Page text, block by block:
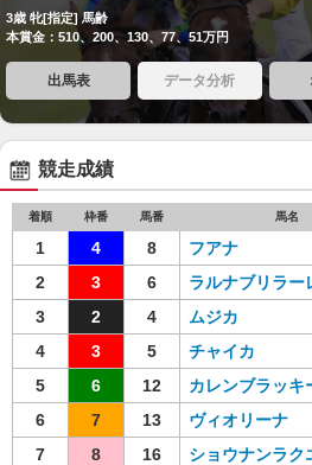
3歳 牝[指定] 馬齢
本賞金：510、200、130、77、51万円
出馬表 データ分析
競走成績
着順 枠番 馬番 馬名
1 4 8 フアナ
2
3 6 ラルナブリラー
3
2 4 ムジカ
4
3 5 チャイカ
5
6 12 カレンブラッキ
6
7 13 ヴィオリーナ
7
8 16 ショウナンラク